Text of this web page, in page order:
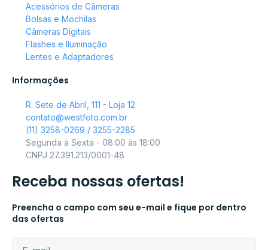
Acessórios de Câmeras
Bolsas e Mochilas
Câmeras Digitais
Flashes e Iluminação
Lentes e Adaptadores
Informações
R. Sete de Abril, 111 - Loja 12
contato@westfoto.com.br
(11) 3258-0269 / 3255-2285
Segunda à Sexta - 08:00 às 18:00
CNPJ 27.391.213/0001-48
Receba nossas ofertas!
Preencha o campo com seu e-mail e fique por dentro
das ofertas